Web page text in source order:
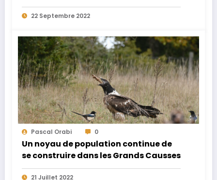
22 Septembre 2022
Pascal Orabi 0
Un noyau de population continue de
se construire dans les Grands Causses
21 Juillet 2022